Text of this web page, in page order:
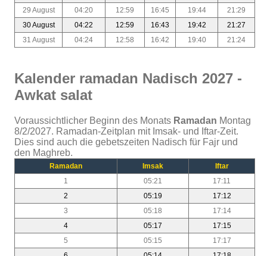
29 August
04:20 12:59 16:45 19:44
21:29
30 August
04:22 12:59 16:43 19:42
21:27
31 August
04:24 12:58 16:42 19:40 21:24
Kalender ramadan Nadisch 2027 -
Awkat salat
Voraussichtlicher Beginn des Monats Ramadan Montag
8/2/2027. Ramadan-Zeitplan mit Imsak- und Iftar-Zeit.
Dies sind auch die gebetszeiten Nadisch für Fajr und
den Maghreb.
Ramadan Imsak
Iftar
1
05:21
17:11
2
05:19
17:12
3
05:18
17:14
4
05:17
17:15
5
05:15
17:17